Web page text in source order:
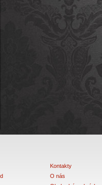
Kontakty
O nás